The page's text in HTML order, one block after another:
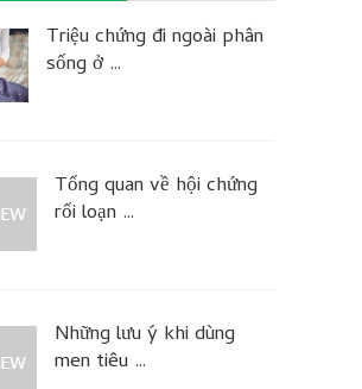
Triệu chứng đi ngoài phân
sống ở …
Tổng quan về hội chứng
rối loạn …
Những lưu ý khi dùng
men tiêu …